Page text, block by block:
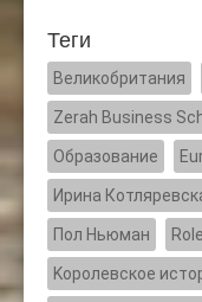
Теги
Великобритания
Zerah Business
Образование
Ирина
Пол Ньюман
Kоролевское